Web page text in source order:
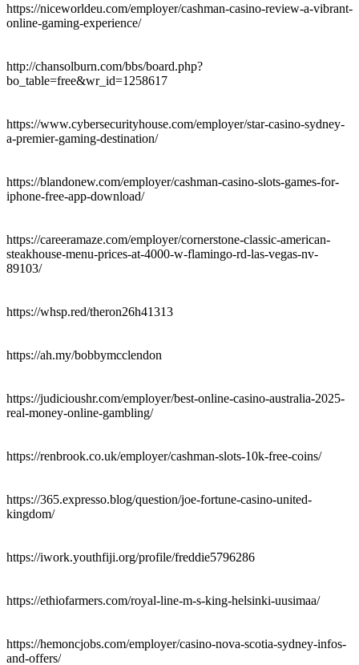
https://niceworldeu.com/employer/cashman-casino-review-a-vibrant-
online-gaming-experience/
http://chansolburn.com/bbs/board.php?
bo_table=free&wr_id=1258617
https://www.cybersecurityhouse.com/employer/star-casino-sydney-
a-premier-gaming-destination/
https://blandonew.com/employer/cashman-casino-slots-games-for-
iphone-free-app-download/
https://careeramaze.com/employer/cornerstone-classic-american-
steakhouse-menu-prices-at-4000-w-flamingo-rd-las-vegas-nv-
89103/
https://whsp.red/theron26h41313
https://ah.my/bobbymcclendon
https://judicioushr.com/employer/best-online-casino-australia-2025-
real-money-online-gambling/
https://renbrook.co.uk/employer/cashman-slots-10k-free-coins/
https://365.expresso.blog/question/joe-fortune-casino-united-
kingdom/
https://iwork.youthfiji.org/profile/freddie5796286
https://ethiofarmers.com/royal-line-m-s-king-helsinki-uusimaa/
https://hemoncjobs.com/employer/casino-nova-scotia-sydney-infos-
and-offers/